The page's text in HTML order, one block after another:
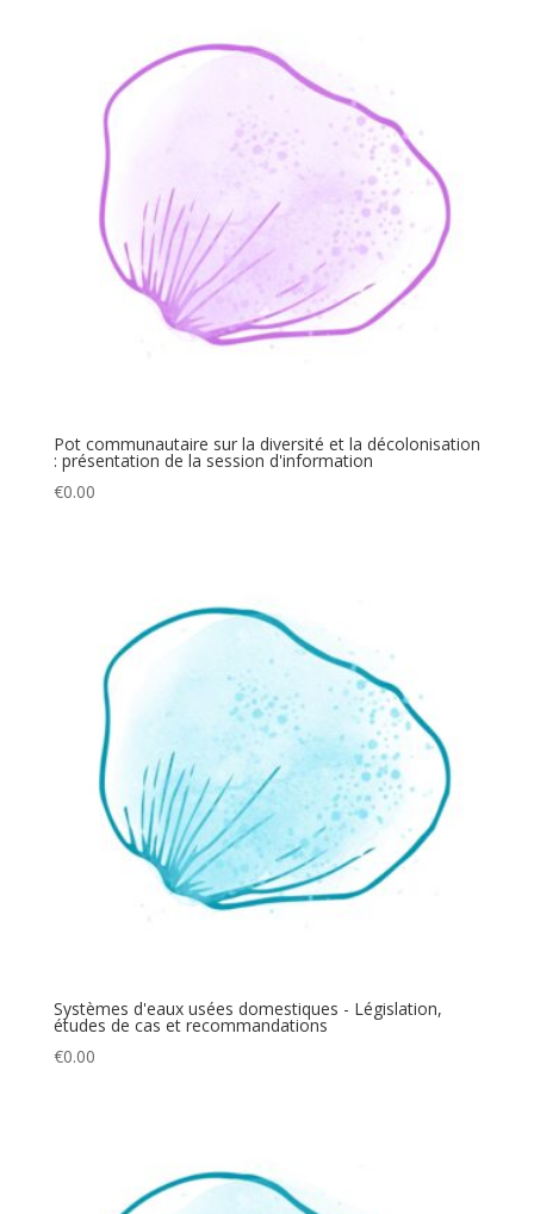
Pot communautaire sur la diversité et la décolonisation
: présentation de la session d'information
€0.00
Systèmes d'eaux usées domestiques - Législation,
études de cas et recommandations
€0.00